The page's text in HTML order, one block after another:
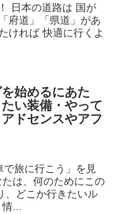
日本の道路は 国が
府道」「県道」があ
ければ 快適に行くよ
始めるにあた
い装備・やって
ドセンスやアフ
で旅に行こう」を見
は、何のためにこの
、どこか行きたいル
情...